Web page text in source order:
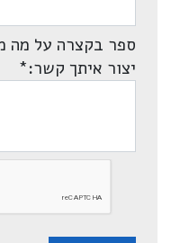
ספר בקצרה על מה
יצור איתך קשר:*